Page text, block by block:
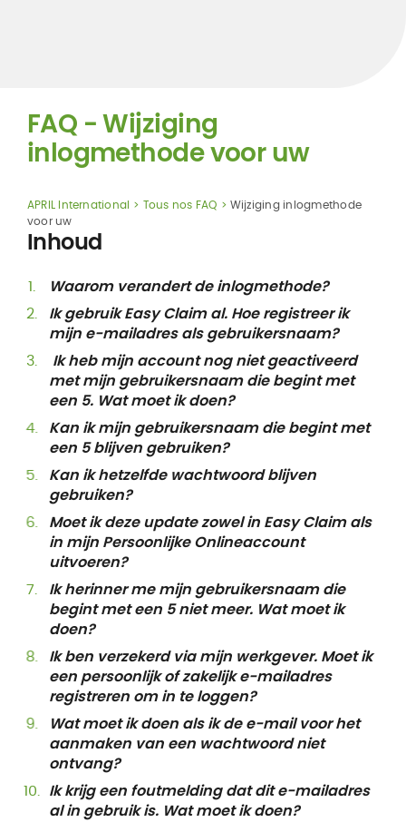
FAQ - Wijziging
inlogmethode voor uw
APRIL International Tous nos FAQ
Wijziging inlogmethode
voor uw
Inhoud
Waarom verandert de inlogmethode?
Ik gebruik Easy Claim al. Hoe registreer ik
mijn e-mailadres als gebruikersnaam?
Ik heb mijn account nog niet geactiveerd
met mijn gebruikersnaam die begint met
een 5. Wat moet ik doen?
Kan ik mijn gebruikersnaam die begint met
een 5 blijven gebruiken?
Kan ik hetzelfde wachtwoord blijven
gebruiken?
Moet ik deze update zowel in Easy Claim als
in mijn Persoonlijke Onlineaccount
uitvoeren?
Ik herinner me mijn gebruikersnaam die
begint met een 5 niet meer. Wat moet ik
doen?
Ik ben verzekerd via mijn werkgever. Moet ik
een persoonlijk of zakelijk e-mailadres
registreren om in te loggen?
Wat moet ik doen als ik de e-mail voor het
aanmaken van een wachtwoord niet
ontvang?
Ik krijg een foutmelding dat dit e-mailadres
al in gebruik is. Wat moet ik doen?